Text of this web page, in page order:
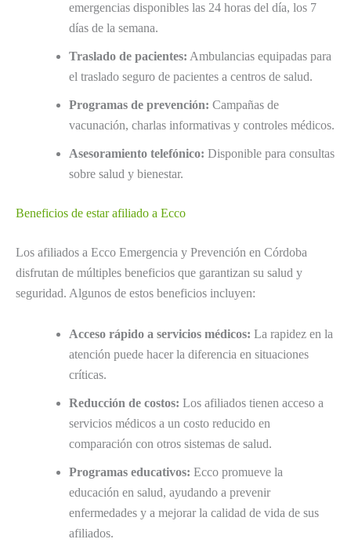
emergencias disponibles las 24 horas del día, los 7
días de la semana.
Traslado de pacientes: Ambulancias equipadas para
el traslado seguro de pacientes a centros de salud.
Programas de prevención: Campañas de
vacunación, charlas informativas y controles médicos.
Asesoramiento telefónico: Disponible para consultas
sobre salud y bienestar.
Beneficios de estar afiliado a Ecco
Los afiliados a Ecco Emergencia y Prevención en Córdoba
disfrutan de múltiples beneficios que garantizan su salud y
seguridad. Algunos de estos beneficios incluyen:
Acceso rápido a servicios médicos: La rapidez en la
atención puede hacer la diferencia en situaciones
críticas.
Reducción de costos: Los afiliados tienen acceso a
servicios médicos a un costo reducido en
comparación con otros sistemas de salud.
Programas educativos: Ecco promueve la
educación en salud, ayudando a prevenir
enfermedades y a mejorar la calidad de vida de sus
afiliados.